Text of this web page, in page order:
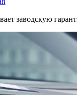
заводскую